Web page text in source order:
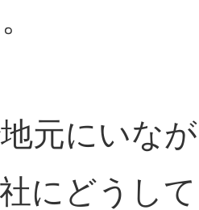
元にいな
にどうし